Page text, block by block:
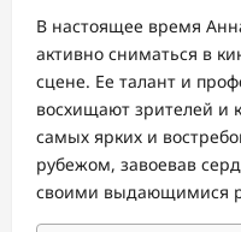
В настоящее время
активно сниматься в
сцене. Ее талант и
восхищают зрителей и
самых ярких и
рубежом, завоевав
своими выдающимися